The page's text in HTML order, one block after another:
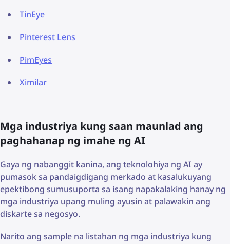
TinEye
Pinterest Lens
PimEyes
Ximilar
Mga industriya kung saan maunlad ang
paghahanap ng imahe ng AI
Gaya ng nabanggit kanina, ang teknolohiya ng AI ay
pumasok sa pandaigdigang merkado at kasalukuyang
epektibong sumusuporta sa isang napakalaking hanay ng
mga industriya upang muling ayusin at palawakin ang
diskarte sa negosyo.
Narito ang sample na listahan ng mga industriya kung